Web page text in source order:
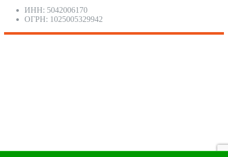
ИНН: 5042006170
ОГРН: 1025005329942